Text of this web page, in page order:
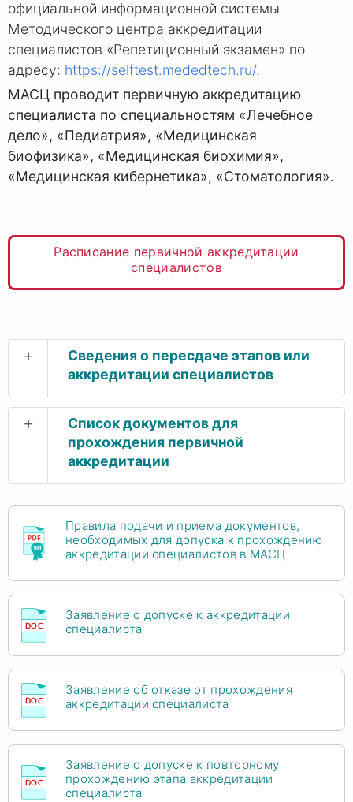
официальной информационной системы
Методического центра аккредитации
специалистов «Репетиционный экзамен» по
адресу: https://selftest.mededtech.ru/.
МАСЦ проводит первичную аккредитацию
специалиста по специальностям «Лечебное
дело», «Педиатрия», «Медицинская
биофизика», «Медицинская биохимия»,
«Медицинская кибернетика», «Стоматология».
Расписание первичной аккредитации
специалистов
+
Сведения о пересдаче этапов или
аккредитации специалистов
+
Список документов для
прохождения первичной
аккредитации
Правила подачи и приема документов,
необходимых для допуска к прохождению
аккредитации специалистов в МАСЦ
Заявление о допуске к аккредитации
специалиста
Заявление об отказе от прохождения
аккредитации специалиста
Заявление о допуске к повторному
прохождению этапа аккредитации
специалиста